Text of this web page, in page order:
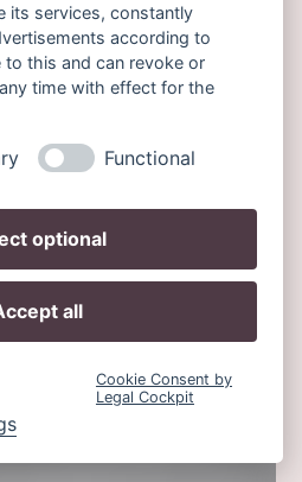
its services, constantly
according to
to this and can revoke or
time with effect for the
Functional
optional
all
Cookie Consent by
Legal Cockpit